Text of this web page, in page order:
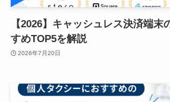
【2026】キャッシュレス決済端末
すめTOP5を解説
2026年7月20日